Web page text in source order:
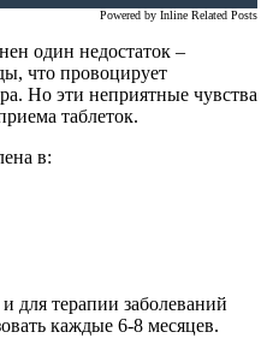
Powered by Inline Related Posts
один недостаток –
что провоцирует
Но эти неприятные чувства
таблеток.
в:
для терапии заболеваний
каждые 6-8 месяцев.